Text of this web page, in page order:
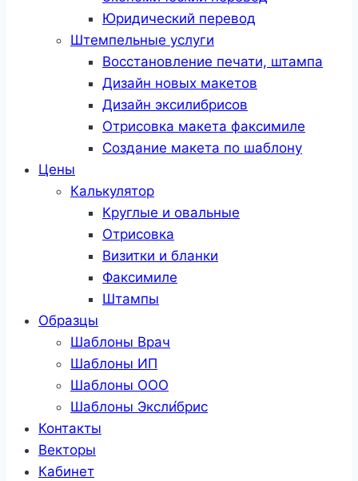
Юридический перевод
Штемпельные услуги
Восстановление печати, штампа
Дизайн новых макетов
Дизайн эксилибрисов
Отрисовка макета факсимиле
Создание макета по шаблону
Цены
Калькулятор
Круглые и овальные
Отрисовка
Визитки и бланки
Факсимиле
Штампы
Образцы
Шаблоны Врач
Шаблоны ИП
Шаблоны ООО
Шаблоны Эксли́брис
Контакты
Векторы
Кабинет